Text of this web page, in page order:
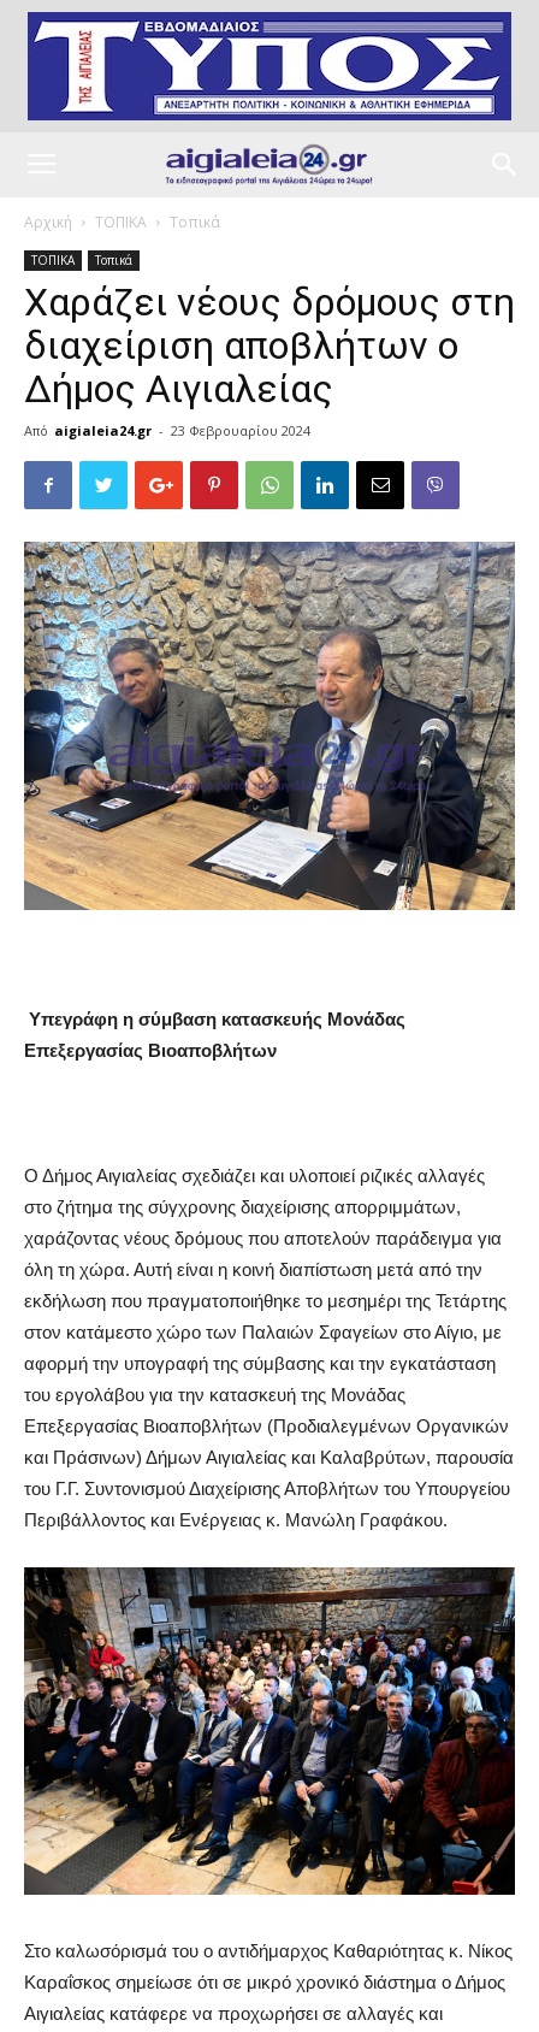
Αρχική ΤΟΠΙΚΑ Τοπικά
ΤΟΠΙΚΑ Τοπικά
Χαράζει νέους δρόμους στη
διαχείριση αποβλήτων ο
Δήμος Αιγιαλείας
Από aigialeia24.gr - 23 Φεβρουαρίου 2024
Υπεγράφη η σύμβαση κατασκευής Μονάδας
Επεξεργασίας Βιοαποβλήτων
Ο Δήμος Αιγιαλείας σχεδιάζει και υλοποιεί ριζικές αλλαγές
στο ζήτημα της σύγχρονης διαχείρισης απορριμμάτων,
χαράζοντας νέους δρόμους που αποτελούν παράδειγμα για
όλη τη χώρα. Αυτή είναι η κοινή διαπίστωση μετά από την
εκδήλωση που πραγματοποιήθηκε το μεσημέρι της Τετάρτης
στον κατάμεστο χώρο των Παλαιών Σφαγείων στο Αίγιο, με
αφορμή την υπογραφή της σύμβασης και την εγκατάσταση
του εργολάβου για την κατασκευή της Μονάδας
Επεξεργασίας Βιοαποβλήτων (Προδιαλεγμένων Οργανικών
και Πράσινων) Δήμων Αιγιαλείας και Καλαβρύτων, παρουσία
του Γ.Γ. Συντονισμού Διαχείρισης Αποβλήτων του Υπουργείου
Περιβάλλοντος και Ενέργειας κ. Μανώλη Γραφάκου.
Στο καλωσόρισμά του ο αντιδήμαρχος Καθαριότητας κ. Νίκος
Καραΐσκος σημείωσε ότι σε μικρό χρονικό διάστημα ο Δήμος
Αιγιαλείας κατάφερε να προχωρήσει σε αλλαγές και